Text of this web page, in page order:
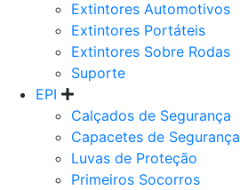
Extintores Automotivos
Extintores Portáteis
Extintores Sobre Rodas
Suporte
EPI
Calçados de Segurança
Capacetes de Segurança
Luvas de Proteção
Primeiros Socorros